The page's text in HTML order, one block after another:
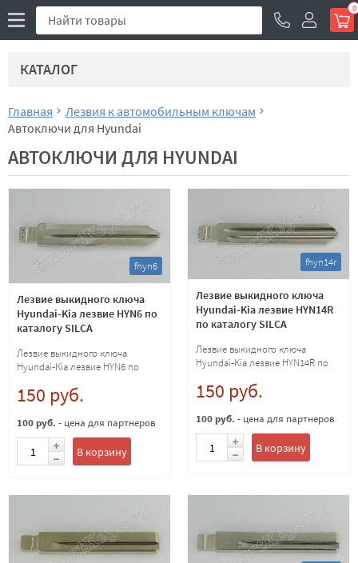
0
КАТАЛОГ
Главная
Лезвия к автомобильным ключам
Автоключи для Hyundai
АВТОКЛЮЧИ ДЛЯ HYUNDAI
fhyn6
Лезвие выкидного ключа
Hyundai-Kia лезвие HYN6 по
каталогу SILCA
Лезвие выкидного ключа
Hyundai-Kia лезвие HYN6 по
150 руб.
100 руб. - цена для партнеров
В корзину
fhyn14r
Лезвие выкидного ключа
Hyundai-Kia лезвие HYN14R
по каталогу SILCA
Лезвие выкидного ключа
Hyundai-Kia лезвие HYN14R по
150 руб.
100 руб. - цена для партнеров
В корзину